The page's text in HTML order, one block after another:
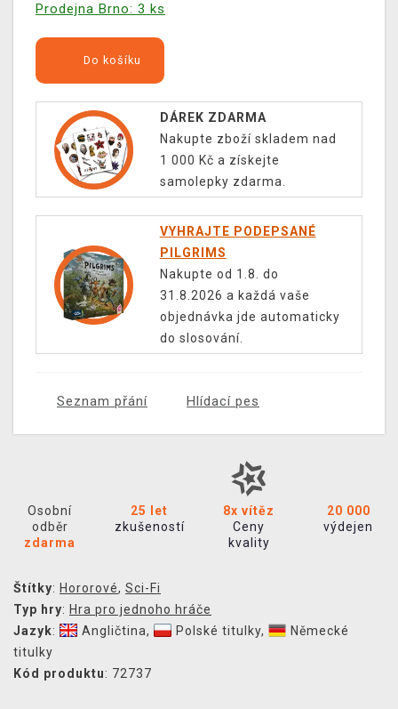
Prodejna Brno: 3 ks
Do košíku
DÁREK ZDARMA
Nakupte zboží skladem nad
1 000 Kč a získejte
samolepky zdarma.
VYHRAJTE PODEPSANÉ
PILGRIMS
Nakupte od 1.8. do
31.8.2026 a každá vaše
objednávka jde automaticky
do slosování.
Seznam přání Hlídací pes
Osobní
odběr
zdarma
25 let
zkušeností
8x vítěz
Ceny
kvality
20 000
výdejen
Štítky: Hororové, Sci-Fi
Typ hry: Hra pro jednoho hráče
Jazyk: Angličtina, Polské titulky,
Německé
titulky
Kód produktu: 72737